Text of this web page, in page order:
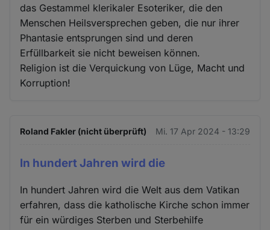
das Gestammel klerikaler Esoteriker, die den
Menschen Heilsversprechen geben, die nur ihrer
Phantasie entsprungen sind und deren
Erfüllbarkeit sie nicht beweisen können.
Religion ist die Verquickung von Lüge, Macht und
Korruption!
Roland Fakler (nicht überprüft) Mi. 17 Apr 2024 - 13:29
In hundert Jahren wird die
In hundert Jahren wird die Welt aus dem Vatikan
erfahren, dass die katholische Kirche schon immer
für ein würdiges Sterben und Sterbehilfe